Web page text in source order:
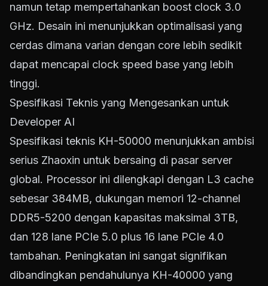
namun tetap mempertahankan boost clock 3.0
GHz. Desain ini menunjukkan optimalisasi yang
cerdas dimana varian dengan core lebih sedikit
dapat mencapai clock speed base yang lebih
tinggi.
Spesifikasi Teknis yang Mengesankan untuk
Developer AI
Spesifikasi teknis KH-50000 menunjukkan ambisi
serius Zhaoxin untuk bersaing di pasar server
global. Processor ini dilengkapi dengan L3 cache
sebesar 384MB, dukungan memori 12-channel
DDR5-5200 dengan kapasitas maksimal 3TB,
dan 128 lane PCIe 5.0 plus 16 lane PCIe 4.0
tambahan. Peningkatan ini sangat signifikan
dibandingkan pendahulunya KH-40000 yang